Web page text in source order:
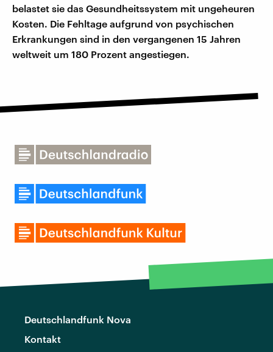
belastet sie das Gesundheitssystem mit ungeheuren
Kosten. Die Fehltage aufgrund von psychischen
Erkrankungen sind in den vergangenen 15 Jahren
weltweit um 180 Prozent angestiegen.
Deutschlandfunk Nova
Kontakt